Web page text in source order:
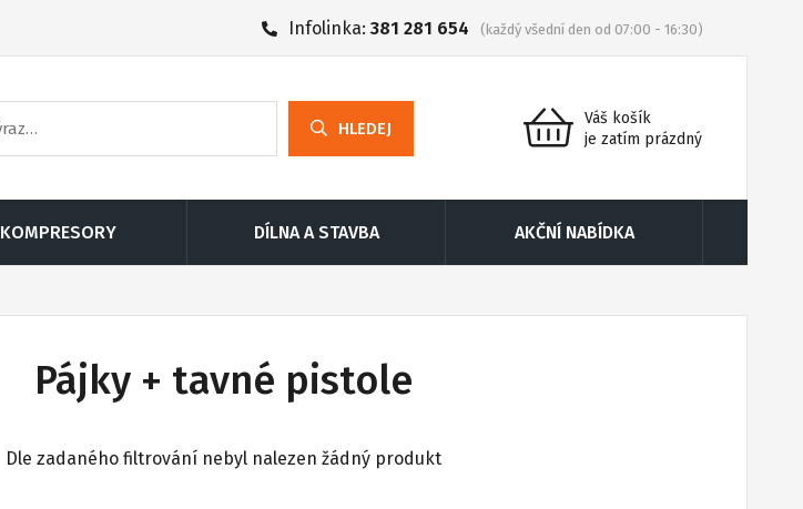
Infolinka: 381 281 654 (každý všední den od 07:00 - 16:30)
HLEDEJ
Váš košík
je zatím prázdný
KOMPRESORY DÍLNA A STAVBA AKČNÍ NABÍDKA
Pájky + tavné pistole
Dle zadaného filtrování nebyl nalezen žádný produkt